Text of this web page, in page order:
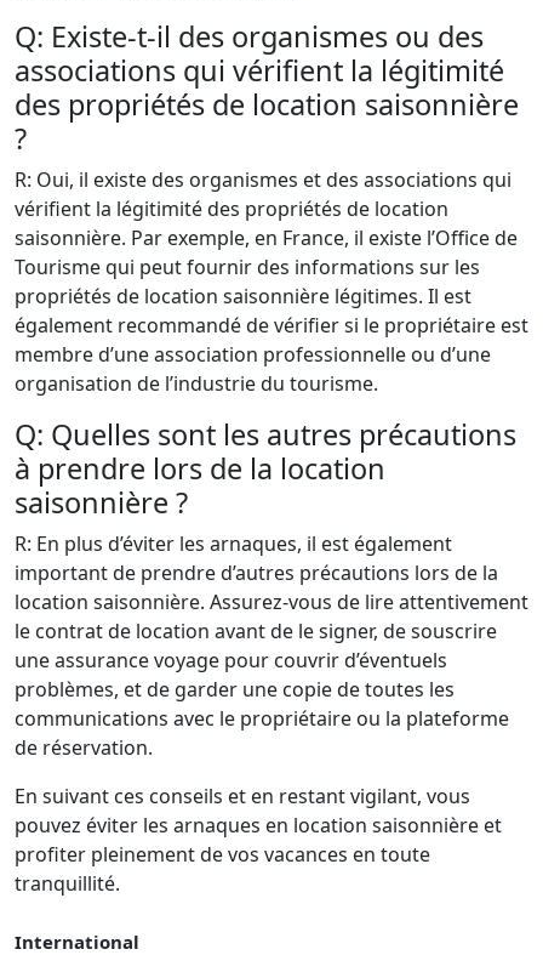
Q: Existe-t-il des organismes ou des
associations qui vérifient la légitimité
des propriétés de location saisonnière
?
R: Oui, il existe des organismes et des associations qui
vérifient la légitimité des propriétés de location
saisonnière. Par exemple, en France, il existe l’Office de
Tourisme qui peut fournir des informations sur les
propriétés de location saisonnière légitimes. Il est
également recommandé de vérifier si le propriétaire est
membre d’une association professionnelle ou d’une
organisation de l’industrie du tourisme.
Q: Quelles sont les autres précautions
à prendre lors de la location
saisonnière ?
R: En plus d’éviter les arnaques, il est également
important de prendre d’autres précautions lors de la
location saisonnière. Assurez-vous de lire attentivement
le contrat de location avant de le signer, de souscrire
une assurance voyage pour couvrir d’éventuels
problèmes, et de garder une copie de toutes les
communications avec le propriétaire ou la plateforme
de réservation.
En suivant ces conseils et en restant vigilant, vous
pouvez éviter les arnaques en location saisonnière et
profiter pleinement de vos vacances en toute
tranquillité.
International